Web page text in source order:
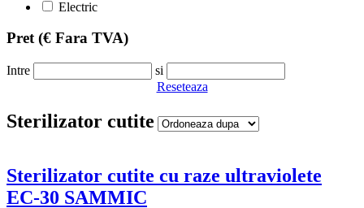
Electric
Pret(€ Fara TVA)
Intre
si
Reseteaza
Sterilizator cutite
Sterilizator cutite cu raze ultraviolete
EC-30 SAMMIC